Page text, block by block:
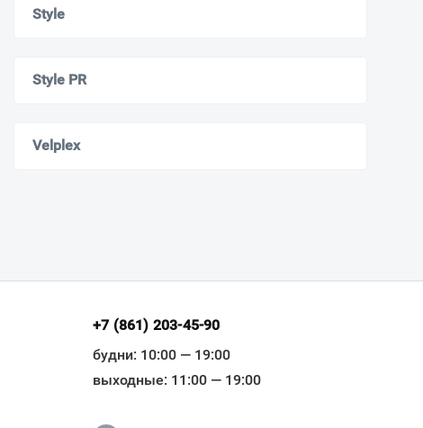
Style
Style PR
Velplex
+7 (861) 203-45-90
будни: 10:00 — 19:00
выходные: 11:00 — 19:00